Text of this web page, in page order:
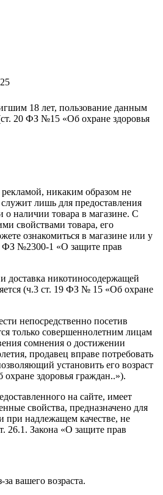
18 лет, пользование данным
20 ФЗ №15 «Об охране здоровья
никаким образом не
лишь для предоставления
наличии товара в магазине. С
свойствами товара, его
ознакомиться в магазине или у
ФЗ №2300-1 «О защите прав
доставка никотиносодержащей
(ч.3 ст. 19 ФЗ № 15 «Об охране
непосредственно посетив
только совершеннолетним лицам
сомнения о достижении
продавец вправе потребовать
установить его возраст
здоровья граждан..»).
на сайте, имеет
свойства, предназначено для
при надлежащем качестве, не
26.1. Закона «О защите прав
вашего возраста.